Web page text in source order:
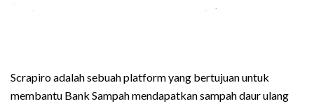
Scrapiro adalah sebuah platform yang bertujuan untuk
membantu Bank Sampah mendapatkan sampah daur ulang